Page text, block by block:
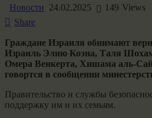
Новости 24.02.2025 149 Views
Share
Граждане Израиля обнимают
Израиль Элию Коэна, Таля
Омера Венкерта, Хишама аль-
говортся в сообщении
Правительство и службы
поддержку им и их семьям.